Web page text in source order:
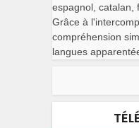
espagnol, catalan,
Grâce à
compréhension
langues